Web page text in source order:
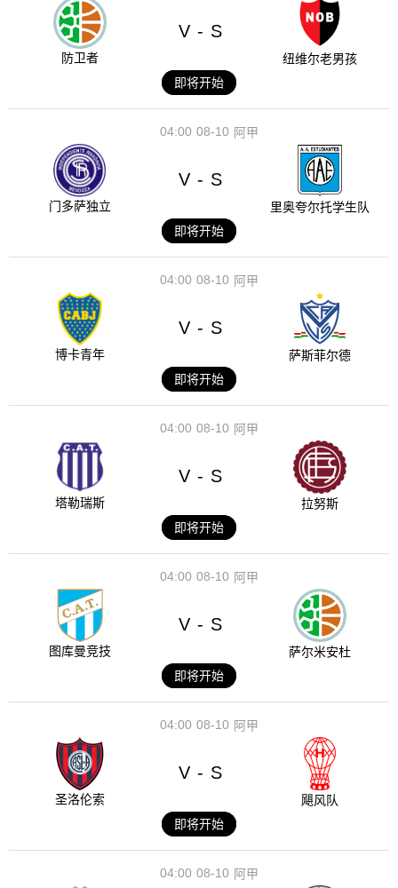
防卫者
V - S
纽维尔老男孩
即将开始
08-10
04:00 阿甲
门多萨独立
V - S
里奥夸尔托学生队
即将开始
08-10
04:00 阿甲
博卡青年
V - S
萨斯菲尔德
即将开始
08-10
04:00 阿甲
塔勒瑞斯
V - S
拉努斯
即将开始
08-10
04:00 阿甲
图库曼竞技
V - S
萨尔米安杜
即将开始
08-10
04:00 阿甲
圣洛伦索
V - S
飓风队
即将开始
08-10
04:00 阿甲